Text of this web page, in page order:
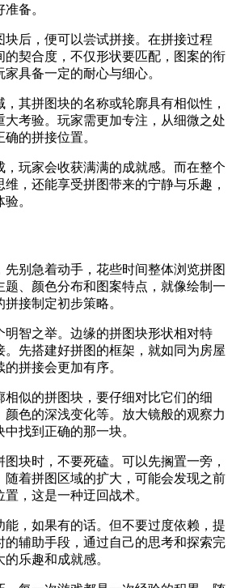
备。
块后，便可以尝试拼接。在拼接过程
的契合度，不仅形状要匹配，图案的衔
具备一定的耐心与细心。
其拼图块的名称或轮廓具有相似性，
大考验。玩家需更加专注，从细微之处
的拼接位置。
，玩家会收获满满的成就感。而在整个
，还能享受拼图带来的宁静与乐趣，
。
先别急着动手，花些时间整体浏览拼图
题、颜色分布和图案特点，就像绘制一
接制定初步策略。
明智之举。边缘的拼图块形状相对特
。先搭建好拼图的框架，就如同为房屋
拼接会更加有序。
相似的拼图块，要仔细对比它们的细
色的深浅变化等。放大镜般的观察力
找到正确的那一块。
块时，不要死磕。可以先搁置一旁，
随着拼图区域的扩大，可能会发现之前
，这是一种迂回战术。
能，如果有的话。但不要过度依赖，提
的辅助手段，通过自己的思考和探索完
乐趣和成就感。